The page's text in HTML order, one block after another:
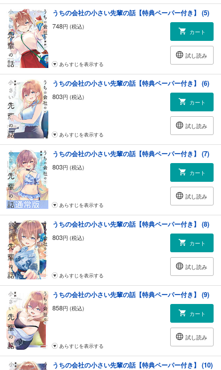
うちの会社の小さい先輩の話【特典ペーパー付き】 (5)
748円 (税込)
カート
試し読み
あらすじを表示する
うちの会社の小さい先輩の話【特典ペーパー付き】 (6)
803円 (税込)
カート
試し読み
あらすじを表示する
うちの会社の小さい先輩の話【特典ペーパー付き】 (7)
803円 (税込)
カート
試し読み
あらすじを表示する
うちの会社の小さい先輩の話【特典ペーパー付き】 (8)
803円 (税込)
カート
試し読み
あらすじを表示する
うちの会社の小さい先輩の話【特典ペーパー付き】 (9)
858円 (税込)
カート
試し読み
あらすじを表示する
うちの会社の小さい先輩の話【特典ペーパー付き】 (10)